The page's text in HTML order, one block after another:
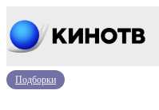
Подборки